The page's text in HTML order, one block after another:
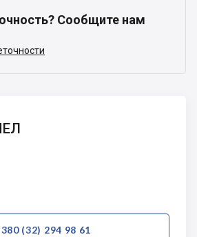
Сообщите нам
(32) 294 98 61